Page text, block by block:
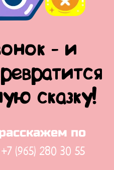
- и
сказку!
по
+7 (965) 280 30 55